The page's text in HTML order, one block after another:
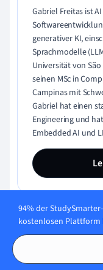
Gabriel Freitas ist
generativer KI,
Sprachmodelle
Universität von
seinen MSc in
Campinas mit
Gabriel hat einen
Engineering und
Embedded AI und
Teste
Choice-
94% der
kostenlosen Plattform